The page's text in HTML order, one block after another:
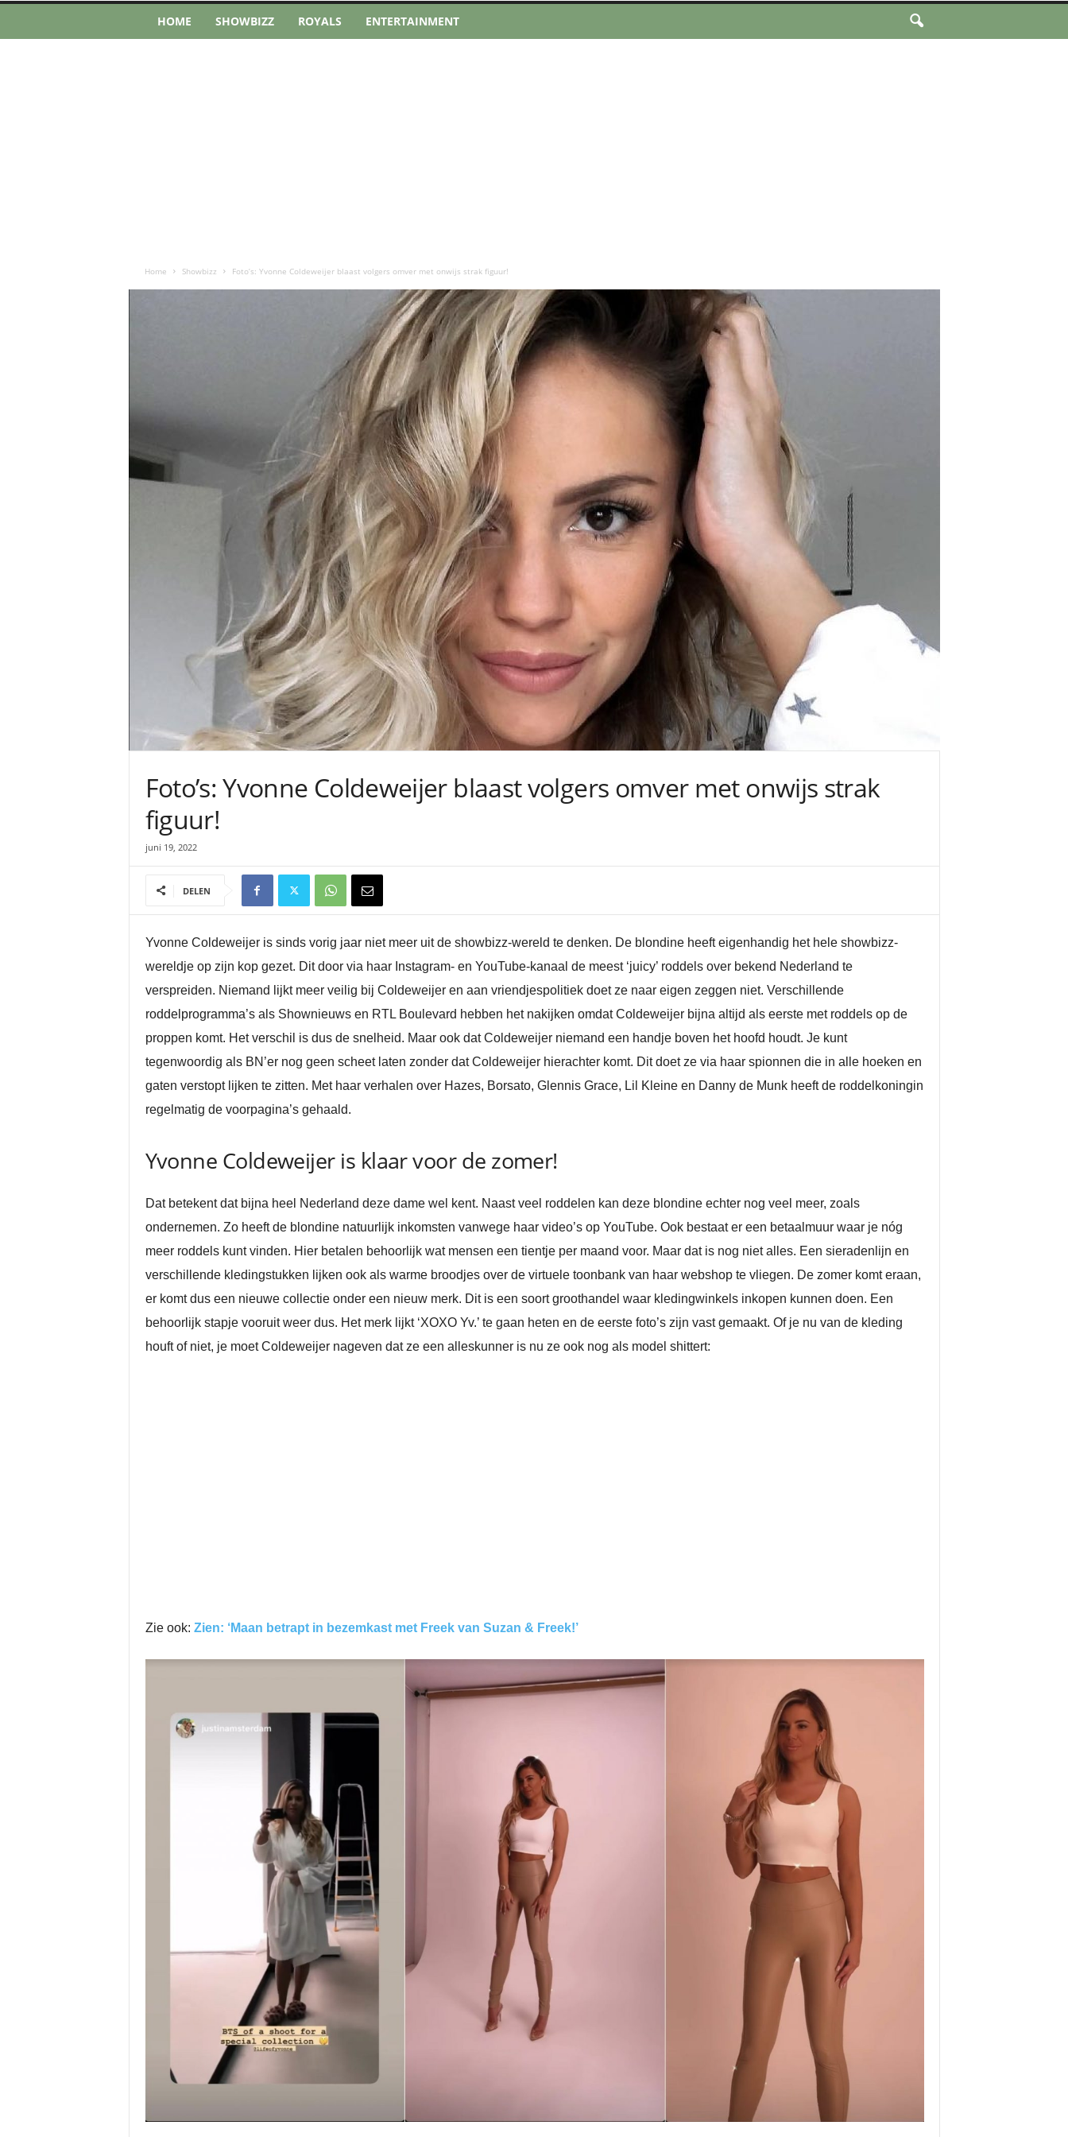
HOME SHOWBIZZ ROYALS ENTERTAINMENT
Home Showbizz Foto’s: Yvonne Coldeweijer blaast volgers omver met onwijs strak figuur!
Foto’s: Yvonne Coldeweijer blaast volgers omver met onwijs strak
figuur!
juni 19, 2022
DELEN
Yvonne Coldeweijer is sinds vorig jaar niet meer uit de showbizz-wereld te denken. De blondine heeft eigenhandig het hele showbizz-
wereldje op zijn kop gezet. Dit door via haar Instagram- en YouTube-kanaal de meest ‘juicy’ roddels over bekend Nederland te
verspreiden. Niemand lijkt meer veilig bij Coldeweijer en aan vriendjespolitiek doet ze naar eigen zeggen niet. Verschillende
roddelprogramma’s als Shownieuws en RTL Boulevard hebben het nakijken omdat Coldeweijer bijna altijd als eerste met roddels op de
proppen komt. Het verschil is dus de snelheid. Maar ook dat Coldeweijer niemand een handje boven het hoofd houdt. Je kunt
tegenwoordig als BN’er nog geen scheet laten zonder dat Coldeweijer hierachter komt. Dit doet ze via haar spionnen die in alle hoeken en
gaten verstopt lijken te zitten. Met haar verhalen over Hazes, Borsato, Glennis Grace, Lil Kleine en Danny de Munk heeft de roddelkoningin
regelmatig de voorpagina’s gehaald.
Yvonne Coldeweijer is klaar voor de zomer!
Dat betekent dat bijna heel Nederland deze dame wel kent. Naast veel roddelen kan deze blondine echter nog veel meer, zoals
ondernemen. Zo heeft de blondine natuurlijk inkomsten vanwege haar video’s op YouTube. Ook bestaat er een betaalmuur waar je nóg
meer roddels kunt vinden. Hier betalen behoorlijk wat mensen een tientje per maand voor. Maar dat is nog niet alles. Een sieradenlijn en
verschillende kledingstukken lijken ook als warme broodjes over de virtuele toonbank van haar webshop te vliegen. De zomer komt eraan,
er komt dus een nieuwe collectie onder een nieuw merk. Dit is een soort groothandel waar kledingwinkels inkopen kunnen doen. Een
behoorlijk stapje vooruit weer dus. Het merk lijkt ‘XOXO Yv.’ te gaan heten en de eerste foto’s zijn vast gemaakt. Of je nu van de kleding
houft of niet, je moet Coldeweijer nageven dat ze een alleskunner is nu ze ook nog als model shittert:
Zie ook: Zien: ‘Maan betrapt in bezemkast met Freek van Suzan & Freek!’